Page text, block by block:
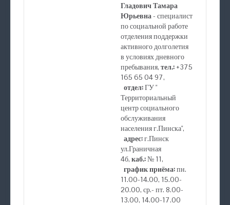
Гладович Тамара
Юрьевна- специалист
по социальной работе
отделения поддержки
активного долголетия
в условиях дневного
пребывания, тел.:+375
165 65 04 97,
отдел:ГУ "
Территориальный
центр социального
обслуживания
населения г.Пинска",
адрес:г.Пинск
ул.Граничная
4б, каб.:№ 11,
график приёма:пн.
11.00-14.00, 15.00-
20.00, ср.- пт. 8.00-
13.00, 14.00-17.00